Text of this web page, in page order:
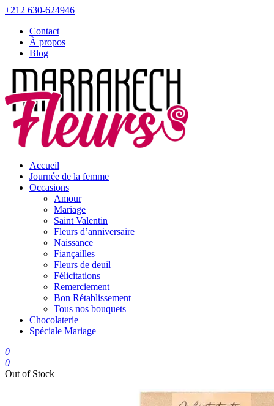
+212 630-624946
Contact
À propos
Blog
Accueil
Journée de la femme
Occasions
Amour
Mariage
Saint Valentin
Fleurs d’anniversaire
Naissance
Fiançailles
Fleurs de deuil
Félicitations
Remerciement
Bon Rétablissement
Tous nos bouquets
Chocolaterie
Spéciale Mariage
0
0
Out of Stock